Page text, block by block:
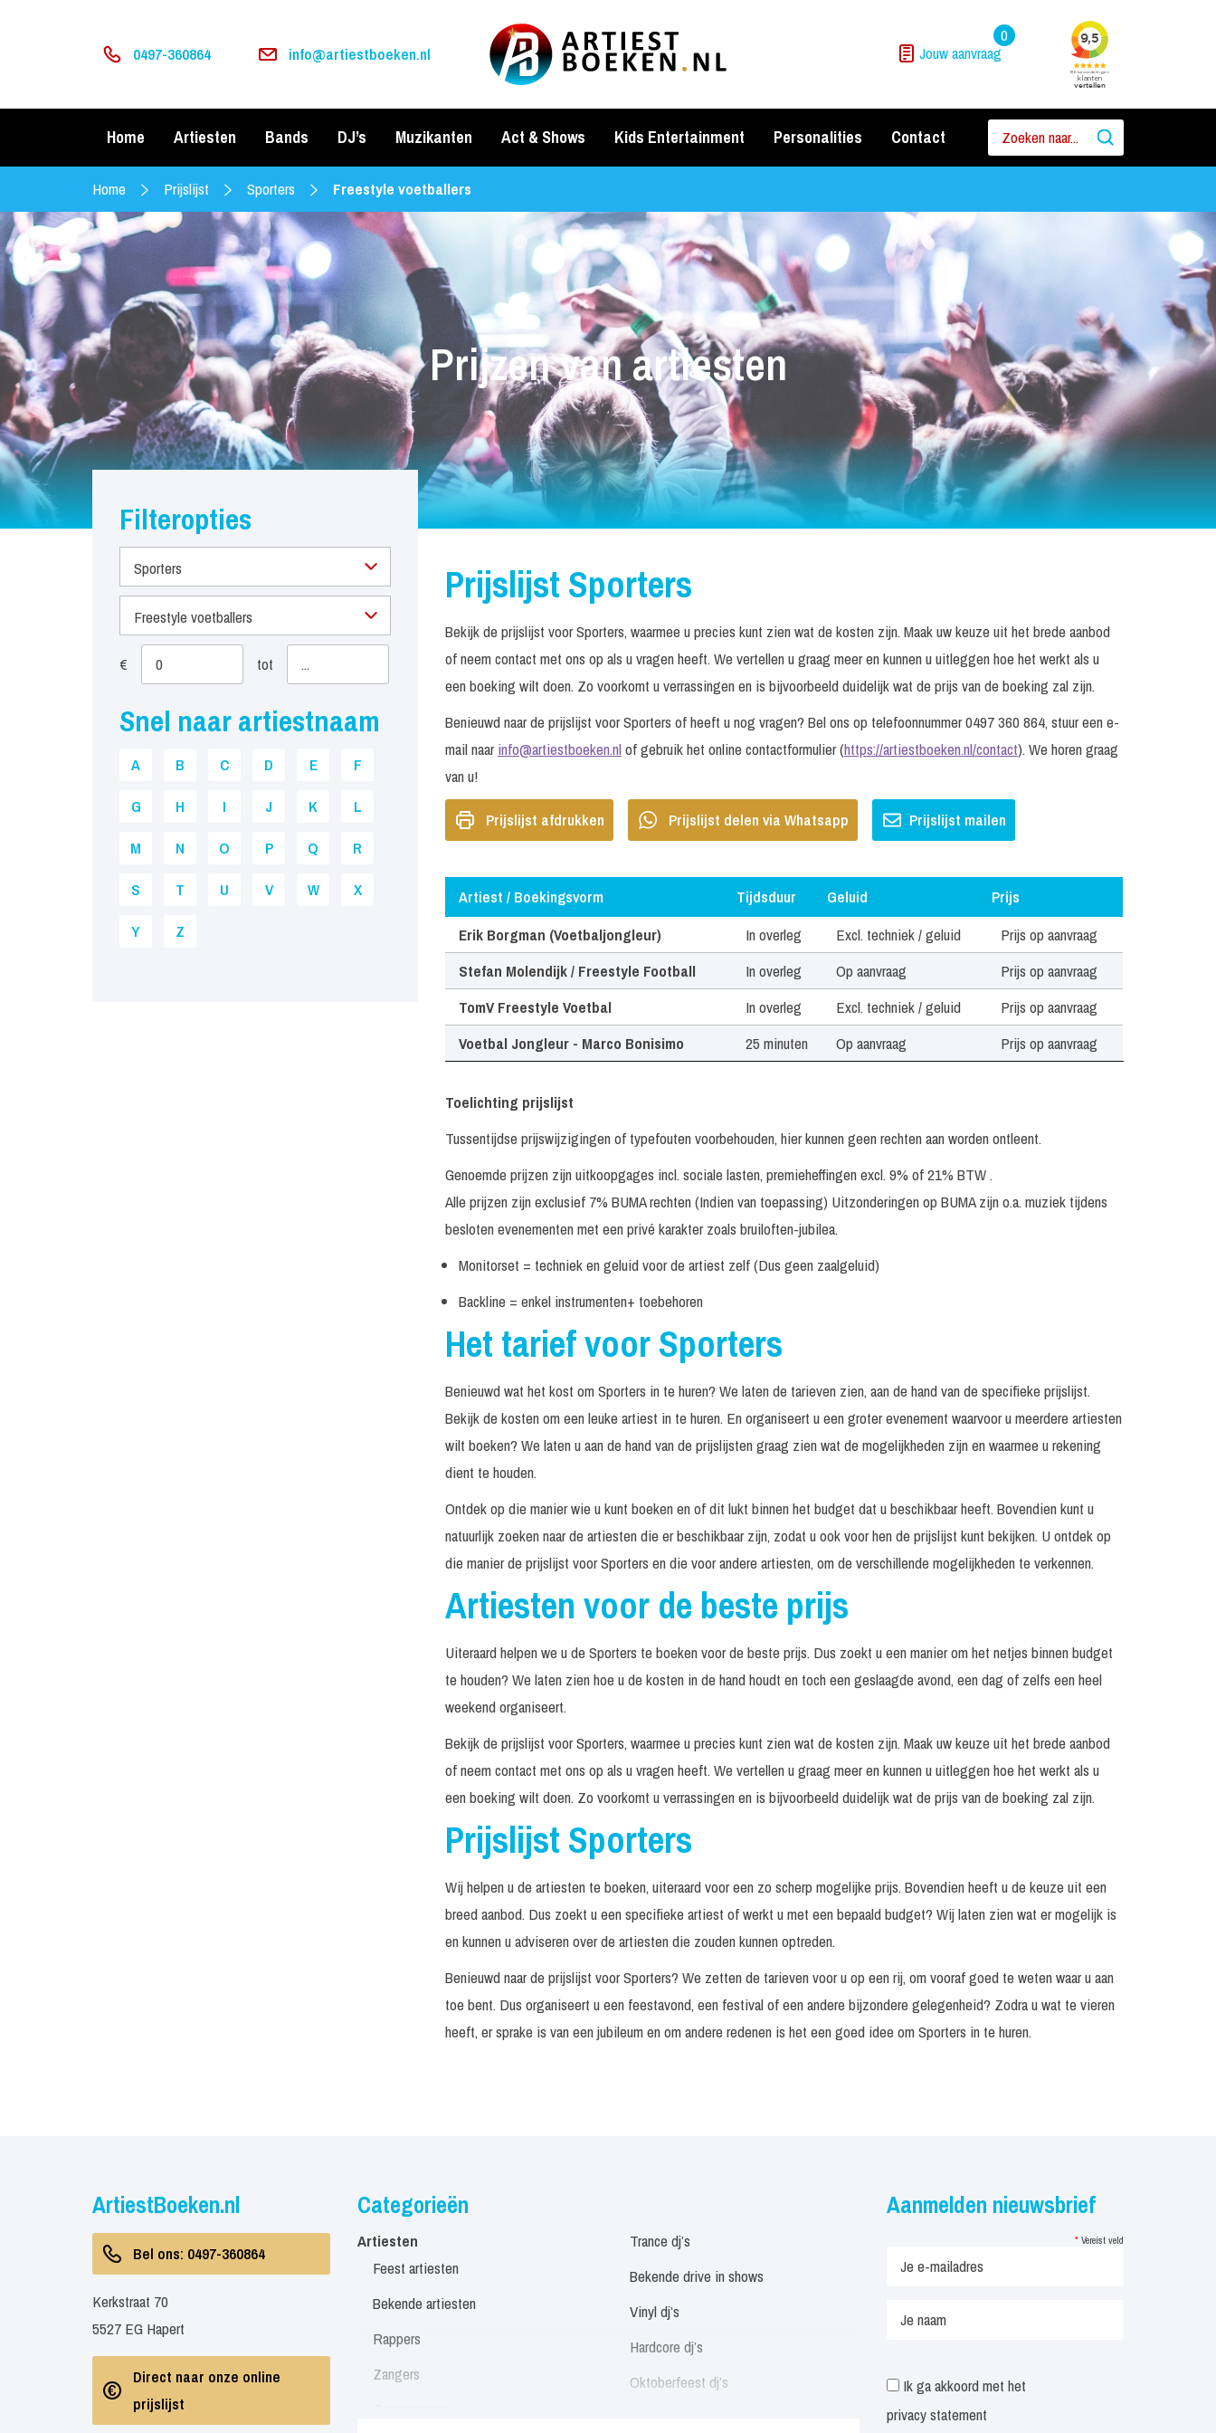
0497-360864 info@artiestboeken.nl Jouw aanvraag
0
Home Artiesten Bands DJ’s Muzikanten Act & Shows Kids Entertainment Personalities Contact
Home Prijslijst Sporters Freestyle voetballers
Prijzen van artiesten
Filteropties
Sporters
Freestyle voetballers
€ tot
Snel naar artiestnaam
A B C D E
F
G
H I J K
L
M
N O P Q
R
S
T U V W
X
Y
Z
Prijslijst Sporters
Bekijk de prijslijst voor Sporters, waarmee u precies kunt zien wat de kosten zijn. Maak uw keuze uit het brede aanbod
of neem contact met ons op als u vragen heeft. We vertellen u graag meer en kunnen u uitleggen hoe het werkt als u
een boeking wilt doen. Zo voorkomt u verrassingen en is bijvoorbeeld duidelijk wat de prijs van de boeking zal zijn.
Benieuwd naar de prijslijst voor Sporters of heeft u nog vragen? Bel ons op telefoonnummer 0497 360 864, stuur een e-
mail naarinfo@artiestboeken.nlof gebruik het online contactformulier (https://artiestboeken.nl/contact). We horen graag
van u!
Prijslijst afdrukken Prijslijst delen via Whatsapp Prijslijst mailen
Artiest / Boekingsvorm Tijdsduur Geluid
Prijs
Artiest / Boekingsvorm
Tijdsduur Geluid Prijs
Erik Borgman (Voetbaljongleur) In overleg Excl. techniek / geluid
Prijs op aanvraag
Stefan Molendijk / Freestyle Football
In overleg Op aanvraag
Prijs op aanvraag
TomV Freestyle Voetbal
In overleg Excl. techniek / geluid
Prijs op aanvraag
Voetbal Jongleur - Marco Bonisimo
25 minuten Op aanvraag Prijs op aanvraag
Toelichting prijslijst
Tussentijdse prijswijzigingen of typefouten voorbehouden, hier kunnen geen rechten aan worden ontleent.
Genoemde prijzen zijn uitkoopgages incl. sociale lasten, premieheffingen excl. 9% of 21% BTW .
Alle prijzen zijn exclusief 7% BUMA rechten (Indien van toepassing) Uitzonderingen op BUMA zijn o.a. muziek tijdens
besloten evenementen met een privé karakter zoals bruiloften-jubilea.
Monitorset = techniek en geluid voor de artiest zelf (Dus geen zaalgeluid)
Backline = enkel instrumenten+ toebehoren
Het tarief voor Sporters
Benieuwd wat het kost om Sporters in te huren? We laten de tarieven zien, aan de hand van de specifieke prijslijst.
Bekijk de kosten om een leuke artiest in te huren. En organiseert u een groter evenement waarvoor u meerdere artiesten
wilt boeken? We laten u aan de hand van de prijslijsten graag zien wat de mogelijkheden zijn en waarmee u rekening
dient te houden.
Ontdek op die manier wie u kunt boeken en of dit lukt binnen het budget dat u beschikbaar heeft. Bovendien kunt u
natuurlijk zoeken naar de artiesten die er beschikbaar zijn, zodat u ook voor hen de prijslijst kunt bekijken. U ontdek op
die manier de prijslijst voor Sporters en die voor andere artiesten, om de verschillende mogelijkheden te verkennen.
Artiesten voor de beste prijs
Uiteraard helpen we u de Sporters te boeken voor de beste prijs. Dus zoekt u een manier om het netjes binnen budget
te houden? We laten zien hoe u de kosten in de hand houdt en toch een geslaagde avond, een dag of zelfs een heel
weekend organiseert.
Bekijk de prijslijst voor Sporters, waarmee u precies kunt zien wat de kosten zijn. Maak uw keuze uit het brede aanbod
of neem contact met ons op als u vragen heeft. We vertellen u graag meer en kunnen u uitleggen hoe het werkt als u
een boeking wilt doen. Zo voorkomt u verrassingen en is bijvoorbeeld duidelijk wat de prijs van de boeking zal zijn.
Prijslijst Sporters
Wij helpen u de artiesten te boeken, uiteraard voor een zo scherp mogelijke prijs. Bovendien heeft u de keuze uit een
breed aanbod. Dus zoekt u een specifieke artiest of werkt u met een bepaald budget? Wij laten zien wat er mogelijk is
en kunnen u adviseren over de artiesten die zouden kunnen optreden.
Benieuwd naar de prijslijst voor Sporters? We zetten de tarieven voor u op een rij, om vooraf goed te weten waar u aan
toe bent. Dus organiseert u een feestavond, een festival of een andere bijzondere gelegenheid? Zodra u wat te vieren
heeft, er sprake is van een jubileum en om andere redenen is het een goed idee om Sporters in te huren.
ArtiestBoeken.nl
Bel ons: 0497-360864
Kerkstraat 70
5527 EG Hapert
Direct naar onze online
prijslijst
Categorieën
Artiesten
Feest artiesten
Bekende artiesten
Rappers
Zangers
Trance dj’s
Bekende drive in shows
Vinyl dj’s
Hardcore dj’s
Oktoberfeest dj’s
Aanmelden nieuwsbrief
* Vereist veld
Ik ga akkoord met het
privacy statement